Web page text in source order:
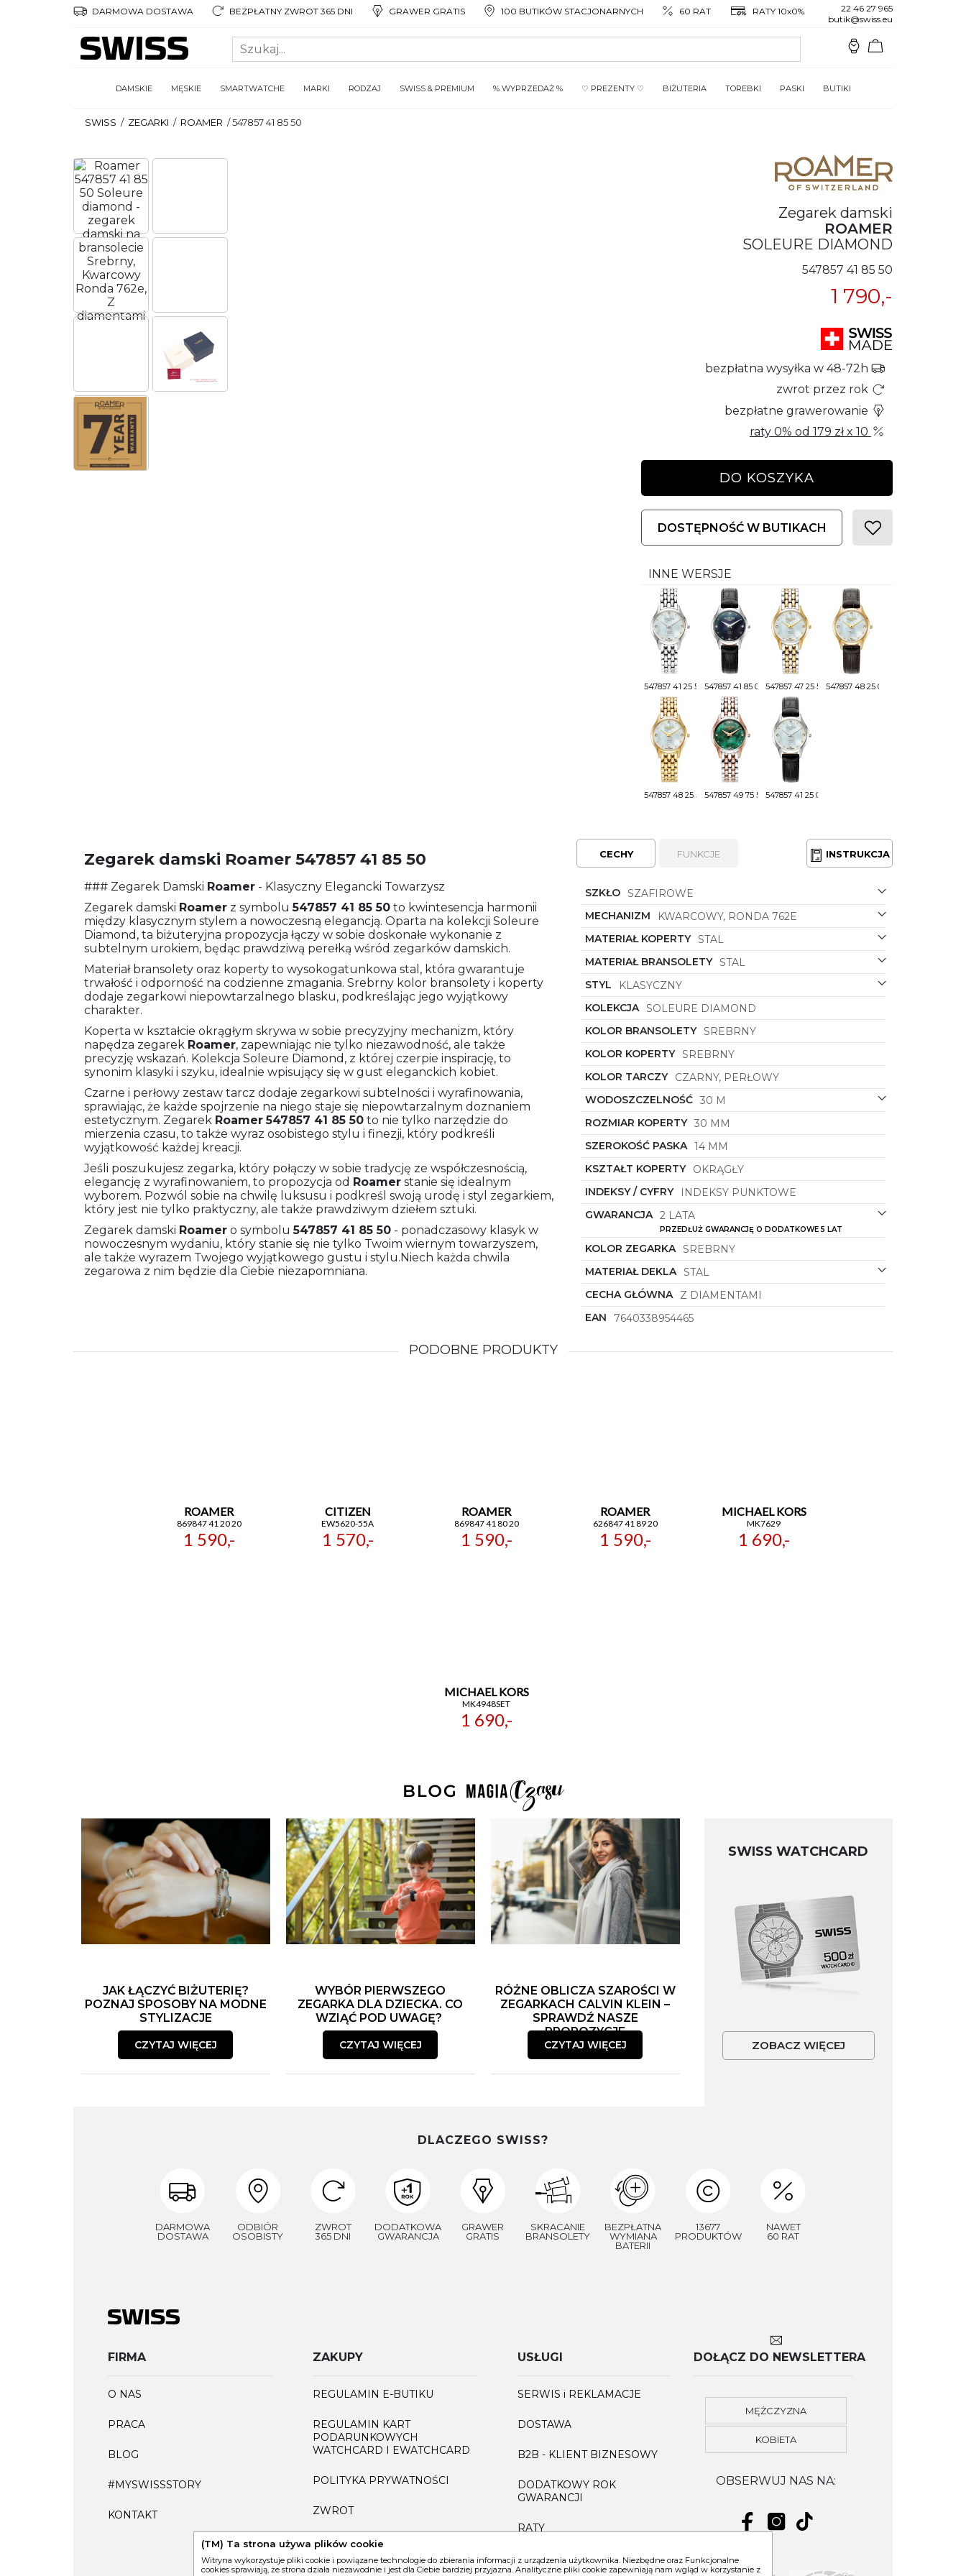
DARMOWA DOSTAWA BEZPŁATNY ZWROT 365 DNI GRAWER GRATIS 100 BUTIKÓW STACJONARNYCH 60 RAT RATY 10x0%
22 46 27 965
butik@swiss.eu
DAMSKIE MĘSKIE SMARTWATCHE MARKI RODZAJ SWISS & PREMIUM % WYPRZEDAŻ % ♡ PREZENTY ♡ BIŻUTERIA TOREBKI PASKI BUTIKI
SWISS / ZEGARKI / ROAMER /547857 41 85 50
Zegarek damski
ROAMER
SOLEURE DIAMOND
547857 41 85 50
1 790,-
bezpłatna wysyłka w 48-72h
zwrot przez rok
bezpłatne grawerowanie
raty 0% od 179 złx 10
DO KOSZYKA
DOSTĘPNOŚĆ W BUTIKACH
INNE WERSJE
547857 41 25 50 547857 41 85 05 547857 47 25 50 547857 48 25 05
547857 48 25 50 547857 49 75 50 547857 41 25 05
Zegarek damski Roamer 547857 41 85 50
### Zegarek Damski Roamer - Klasyczny Elegancki Towarzysz
Zegarek damski Roamer z symbolu547857 41 85 50 to kwintesencja harmonii
między klasycznym stylem a nowoczesną elegancją. Oparta na kolekcji Soleure
Diamond, ta biżuteryjna propozycja łączy w sobie doskonałe wykonanie z
subtelnym urokiem, będąc prawdziwą perełką wśród zegarków damskich.
Materiał bransolety oraz koperty to wysokogatunkowa stal, która gwarantuje
trwałość i odporność na codzienne zmagania. Srebrny kolor bransolety i koperty
dodaje zegarkowi niepowtarzalnego blasku, podkreślając jego wyjątkowy
charakter.
Koperta w kształcie okrągłym skrywa w sobie precyzyjny mechanizm, który
napędza zegarek Roamer, zapewniając nie tylko niezawodność, ale także
precyzję wskazań. Kolekcja Soleure Diamond, z której czerpie inspirację, to
synonim klasyki i szyku, idealnie wpisujący się w gust eleganckich kobiet.
Czarne i perłowy zestaw tarcz dodaje zegarkowi subtelności i wyrafinowania,
sprawiając, że każde spojrzenie na niego staje się niepowtarzalnym doznaniem
estetycznym. Zegarek Roamer 547857 41 85 50 to nie tylko narzędzie do
mierzenia czasu, to także wyraz osobistego stylu i finezji, który podkreśli
wyjątkowość każdej kreacji.
Jeśli poszukujesz zegarka, który połączy w sobie tradycję ze współczesnością,
elegancję z wyrafinowaniem, to propozycja od Roamer stanie się idealnym
wyborem. Pozwól sobie na chwilę luksusu i podkreśl swoją urodę i styl zegarkiem,
który jest nie tylko praktyczny, ale także prawdziwym dziełem sztuki.
Zegarek damski Roamer o symbolu547857 41 85 50 - ponadczasowy klasyk w
nowoczesnym wydaniu, który stanie się nie tylko Twoim wiernym towarzyszem,
ale także wyrazem Twojego wyjątkowego gustu i stylu.Niech każda chwila
zegarowa z nim będzie dla Ciebie niezapomniana.
CECHY FUNKCJE INSTRUKCJA
SZKŁO SZAFIROWE
MECHANIZM
KWARCOWY, RONDA 762E
MATERIAŁ KOPERTY STAL
MATERIAŁ BRANSOLETY STAL
STYL
KLASYCZNY
KOLEKCJA SOLEURE DIAMOND
KOLOR BRANSOLETY SREBRNY
KOLOR KOPERTY SREBRNY
KOLOR TARCZY
CZARNY, PERŁOWY
WODOSZCZELNOŚĆ 30 M
ROZMIAR KOPERTY 30 MM
SZEROKOŚĆ PASKA 14 MM
KSZTAŁT KOPERTY
OKRĄGŁY
INDEKSY / CYFRY
INDEKSY PUNKTOWE
GWARANCJA 2 LATA
PRZEDŁUŻ GWARANCJĘ O DODATKOWE 5 LAT
KOLOR ZEGARKA SREBRNY
MATERIAŁ DEKLA STAL
CECHA GŁÓWNA
Z DIAMENTAMI
EAN
7640338954465
PODOBNE PRODUKTY
ROAMER
869847 41 20 20
1 590,-
CITIZEN
EW5620-55A
1 570,-
ROAMER
869847 41 80 20
1 590,-
ROAMER
626847 41 89 20
1 590,-
MICHAEL KORS
MK7629
1 690,-
MICHAEL KORS
MK4948SET
1 690,-
JAK ŁĄCZYĆ BIŻUTERIĘ?
POZNAJ SPOSOBY NA MODNE
STYLIZACJE
CZYTAJ WIĘCEJ
WYBÓR PIERWSZEGO
ZEGARKA DLA DZIECKA. CO
WZIĄĆ POD UWAGĘ?
CZYTAJ WIĘCEJ
RÓŻNE OBLICZA SZAROŚCI W
ZEGARKACH CALVIN KLEIN –
SPRAWDŹ NASZE
PROPOZYCJE
CZYTAJ WIĘCEJ
SWISS WATCHCARD
ZOBACZ WIĘCEJ
DLACZEGO SWISS?
DARMOWA
DOSTAWA
ODBIÓR
OSOBISTY
ZWROT
365 DNI
DODATKOWA
GWARANCJA
GRAWER
GRATIS
SKRACANIE
BRANSOLETY
BEZPŁATNA
WYMIANA
BATERII
13677
PRODUKTÓW
NAWET
60 RAT
FIRMA
O NAS
PRACA
BLOG
#MYSWISSSTORY
KONTAKT
ZAKUPY
REGULAMIN E-BUTIKU
REGULAMIN KART
PODARUNKOWYCH
WATCHCARD I EWATCHCARD
POLITYKA PRYWATNOŚCI
ZWROT
FAQ
USŁUGI
SERWIS i REKLAMACJE
DOSTAWA
B2B - KLIENT BIZNESOWY
DODATKOWY ROK
GWARANCJI
RATY
GRAWEROWANIE
DOŁĄCZ DO NEWSLETTERA
MĘŻCZYZNA
KOBIETA
OBSERWUJ NAS NA:
(TM) Ta strona używa plików cookie
Witryna wykorzystuje pliki cookie i powiązane technologie do zbierania informacji z urządzenia użytkownika. Niezbędne oraz Funkcjonalne
cookies sprawiają, że strona działa niezawodnie i jest dla Ciebie bardziej przyjazna. Analityczne pliki cookie zapewniają nam wgląd w korzystanie z